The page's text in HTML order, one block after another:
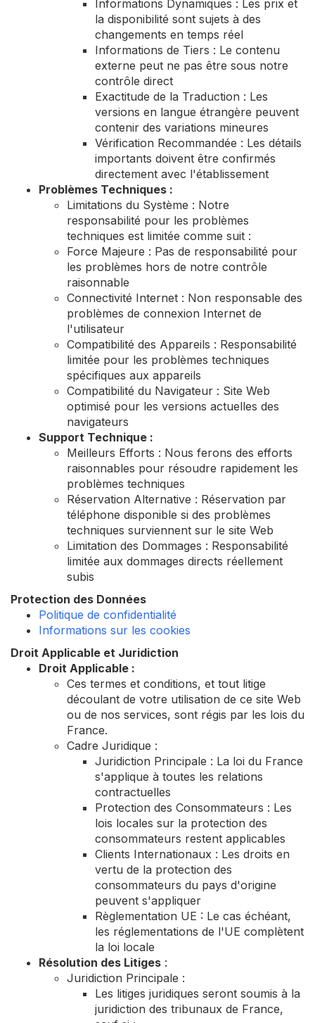
Informations Dynamiques : Les prix et
la disponibilité sont sujets à des
changements en temps réel
Informations de Tiers : Le contenu
externe peut ne pas être sous notre
contrôle direct
Exactitude de la Traduction : Les
versions en langue étrangère peuvent
contenir des variations mineures
Vérification Recommandée : Les détails
importants doivent être confirmés
directement avec l'établissement
Problèmes Techniques :
Limitations du Système : Notre
responsabilité pour les problèmes
techniques est limitée comme suit :
Force Majeure : Pas de responsabilité pour
les problèmes hors de notre contrôle
raisonnable
Connectivité Internet : Non responsable des
problèmes de connexion Internet de
l'utilisateur
Compatibilité des Appareils : Responsabilité
limitée pour les problèmes techniques
spécifiques aux appareils
Compatibilité du Navigateur : Site Web
optimisé pour les versions actuelles des
navigateurs
Support Technique :
Meilleurs Efforts : Nous ferons des efforts
raisonnables pour résoudre rapidement les
problèmes techniques
Réservation Alternative : Réservation par
téléphone disponible si des problèmes
techniques surviennent sur le site Web
Limitation des Dommages : Responsabilité
limitée aux dommages directs réellement
subis
Protection des Données
Politique de confidentialité
Informations sur les cookies
Droit Applicable et Juridiction
Droit Applicable :
Ces termes et conditions, et tout litige
découlant de votre utilisation de ce site Web
ou de nos services, sont régis par les lois du
France.
Cadre Juridique :
Juridiction Principale : La loi du France
s'applique à toutes les relations
contractuelles
Protection des Consommateurs : Les
lois locales sur la protection des
consommateurs restent applicables
Clients Internationaux : Les droits en
vertu de la protection des
consommateurs du pays d'origine
peuvent s'appliquer
Règlementation UE : Le cas échéant,
les réglementations de l'UE complètent
la loi locale
Résolution des Litiges :
Juridiction Principale :
Les litiges juridiques seront soumis à la
juridiction des tribunaux de France,